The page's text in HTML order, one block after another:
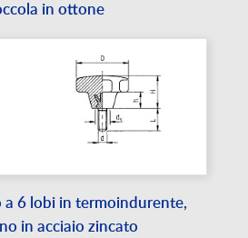
in ottone
a 6 lobi in termoindurente,
in acciaio zincato